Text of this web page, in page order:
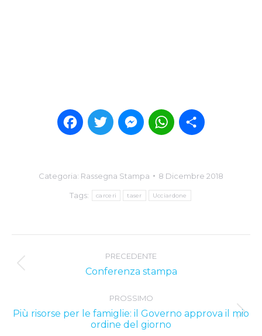
FacebookTwitter MessengerWhatsApp
Categoria: Rassegna Stampa 8 Dicembre 2018
Tags: carceri taser Ucciardone
navigation
PRECEDENTE
Previous
Conferenza stampa
PROSSIMO
Next
post:
Più risorse per le famiglie: il Governo approva il mio
ordine del giorno